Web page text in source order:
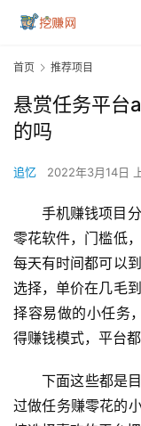
首页 推荐项目
悬赏任务平台
的吗
追忆 2022年3月14日
手机赚钱项目
零花软件，门槛低
每天有时间都可以
选择，单价在几毛
择容易做的小任务
得赚钱模式，平台
下面这些都是
过做任务赚零花的